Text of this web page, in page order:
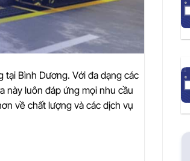
tại Bình Dương. Với đa dạng các
này luôn đáp ứng mọi nhu cầu
về chất lượng và các dịch vụ